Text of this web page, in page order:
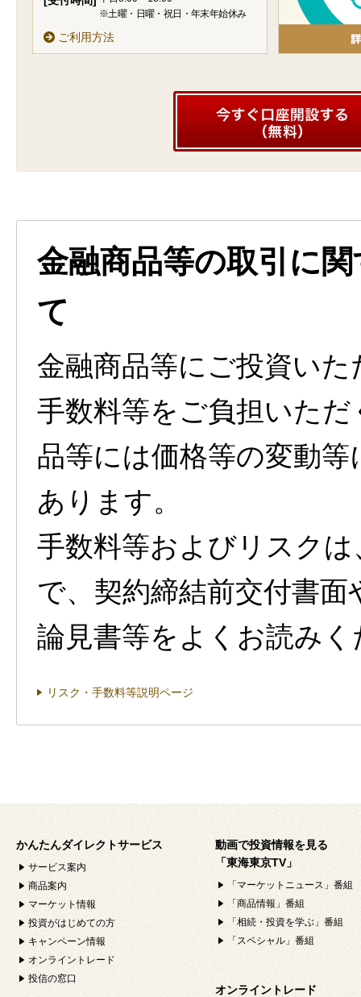
※土曜・日曜・祝日・年末年始休み
ご利用方法
金融商品等の取引に
て
金融商品等にご投資い
手数料等をご負担いた
品等には価格等の変動
あります。
手数料等およびリスク
で、契約締結前交付書
論見書等をよくお読みく
リスク・手数料等説明ページ
かんたんダイレクトサービス
サービス案内
商品案内
マーケット情報
投資がはじめての方
キャンペーン情報
オンライントレード
投信の窓口
動画で投資情報を見る
「東海東京TV」
「マーケットニュース」番組
「商品情報」番組
「相続・投資を学ぶ」番組
「スペシャル」番組
オンライントレード